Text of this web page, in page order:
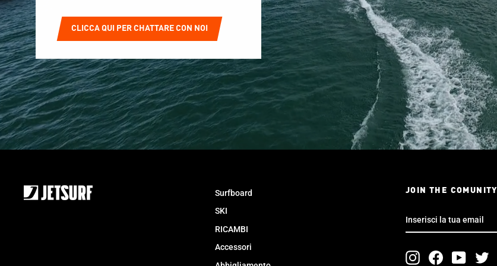
CLICCA QUI PER CHATTARE CON NOI
Surfboard
SKI
RICAMBI
Accessori
JOIN THE COMUNITY
LA
TUA
InstagramFacebookYouTube